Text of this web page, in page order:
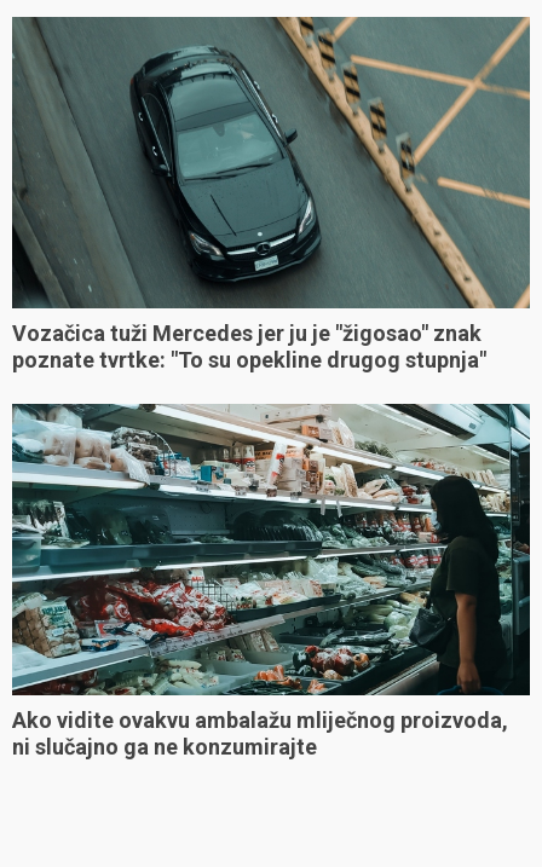
Vozačica tuži Mercedes jer ju je "žigosao" znak
poznate tvrtke: "To su opekline drugog stupnja"
Ako vidite ovakvu ambalažu mliječnog proizvoda,
ni slučajno ga ne konzumirajte